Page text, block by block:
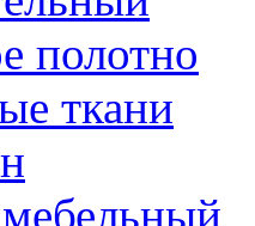
полотно
ткани